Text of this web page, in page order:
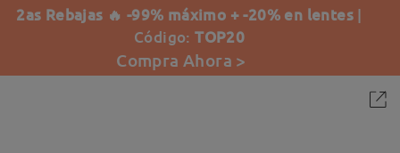
2as Rebajas 🔥 -99% máximo + -20% en lentes |
Código:TOP20
Compra Ahora >